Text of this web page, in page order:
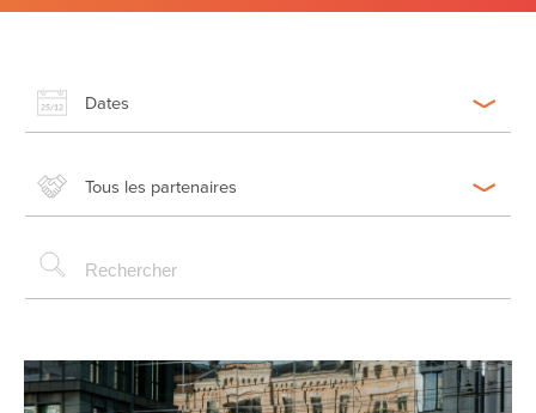
Dates
Tous les partenaires